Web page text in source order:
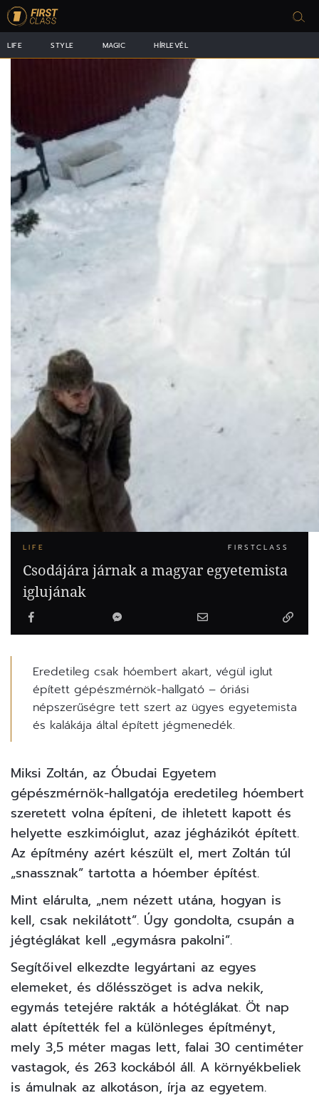
LIFE STYLE MAGIC HÍRLEVÉL
LIFE FIRSTCLASS
Csodájára járnak a magyar egyetemista
iglujának
Eredetileg csak hóembert akart, végül iglut
épített gépészmérnök-hallgató – óriási
népszerűségre tett szert az ügyes egyetemista
és kalákája által épített jégmenedék.
Miksi Zoltán, az Óbudai Egyetem
gépészmérnök-hallgatója eredetileg hóembert
szeretett volna építeni, de ihletett kapott és
helyette eszkimóiglut, azaz jégházikót épített.
Az építmény azért készült el, mert Zoltán túl
„snassznak” tartotta a hóember építést.
Mint elárulta, „nem nézett utána, hogyan is
kell, csak nekilátott”. Úgy gondolta, csupán a
jégtéglákat kell „egymásra pakolni”.
Segítőivel elkezdte legyártani az egyes
elemeket, és dőlésszöget is adva nekik,
egymás tetejére rakták a hótéglákat. Öt nap
alatt építették fel a különleges építményt,
mely 3,5 méter magas lett, falai 30 centiméter
vastagok, és 263 kockából áll. A környékbeliek
is ámulnak az alkotáson, írja az egyetem.